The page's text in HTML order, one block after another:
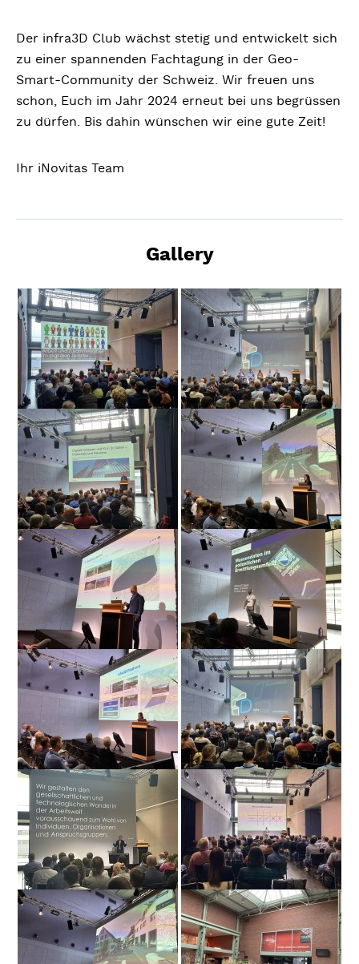
Der infra3D Club wächst stetig und entwickelt sich
zu einer spannenden Fachtagung in der Geo-
Smart-Community der Schweiz. Wir freuen uns
schon, Euch im Jahr 2024 erneut bei uns begrüssen
zu dürfen. Bis dahin wünschen wir eine gute Zeit!
Ihr iNovitas Team
Gallery